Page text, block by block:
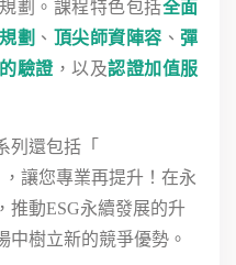
劃。課程特色包括全面
劃 、 頂尖師資陣容 、 彈
驗證 ，以及認證加值服
列還包括「
，讓您專業再提升！在永
推動ESG永續發展的升
中樹立新的競爭優勢。